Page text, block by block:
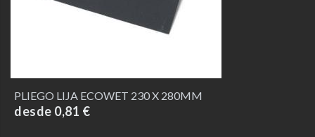
PLIEGO LIJA ECOWET 230 X 280MM
desde 0,81 €